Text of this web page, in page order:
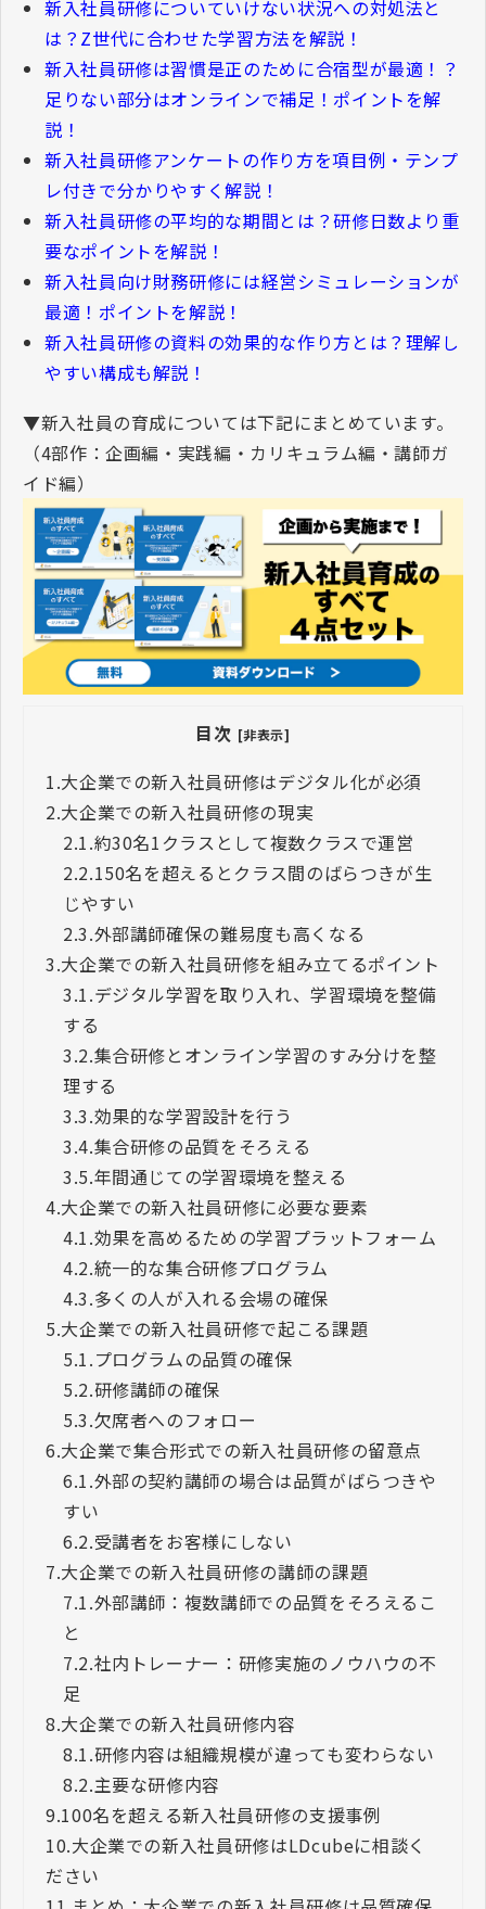
新入社員研修についていけない状況への対処法と
は？ Z世代に合わせた学習方法を解説！
新入社員研修は習慣是正のために合宿型が最適！？
足りない部分はオンラインで補足！ポイントを解
説！
新入社員研修アンケートの作り方を項目例・テンプ
レ付きで分かりやすく解説！
新入社員研修の平均的な期間とは？研修日数より重
要なポイントを解説！
新入社員向け財務研修には経営シミュレーションが
最適！ポイントを解説！
新入社員研修の資料の効果的な作り方とは？理解し
やすい構成も解説！
▼新入社員の育成については下記にまとめています。
（4部作：企画編・実践編・カリキュラム編・講師ガ
イド編）
目次 [非表示]
1.大企業での新入社員研修はデジタル化が必須
2.大企業での新入社員研修の現実
2.1.約30名1クラスとして複数クラスで運営
2.2.150名を超えるとクラス間のばらつきが生
じやすい
2.3.外部講師確保の難易度も高くなる
3.大企業での新入社員研修を組み立てるポイント
3.1.デジタル学習を取り入れ、学習環境を整備
する
3.2.集合研修とオンライン学習のすみ分けを整
理する
3.3.効果的な学習設計を行う
3.4.集合研修の品質をそろえる
3.5.年間通じての学習環境を整える
4.大企業での新入社員研修に必要な要素
4.1.効果を高めるための学習プラットフォーム
4.2.統一的な集合研修プログラム
4.3.多くの人が入れる会場の確保
5.大企業での新入社員研修で起こる課題
5.1.プログラムの品質の確保
5.2.研修講師の確保
5.3.欠席者へのフォロー
6.大企業で集合形式での新入社員研修の留意点
6.1.外部の契約講師の場合は品質がばらつきや
すい
6.2.受講者をお客様にしない
7.大企業での新入社員研修の講師の課題
7.1.外部講師：複数講師での品質をそろえるこ
と
7.2.社内トレーナー：研修実施のノウハウの不
足
8.大企業での新入社員研修内容
8.1.研修内容は組織規模が違っても変わらない
8.2.主要な研修内容
9.100名を超える新入社員研修の支援事例
10.大企業での新入社員研修はLDcubeに相談く
ださい